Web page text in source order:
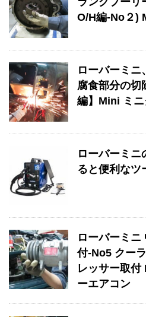
O/H編-No２)
ローバーミニ
腐食部分の切
編】Mini ミ
ローバーミニ
ると便利なツ
ローバーミニ
付-No5 クー
レッサー取付
ーエアコン